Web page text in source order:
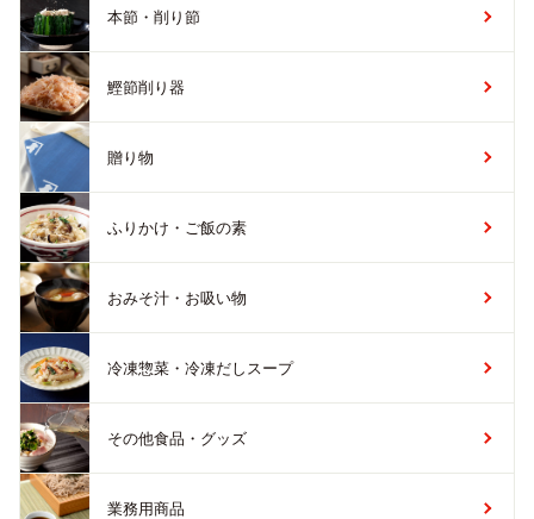
本節・削り節
鰹節削り器
贈り物
ふりかけ・ご飯の素
おみそ汁・お吸い物
冷凍惣菜・冷凍だしスープ
その他食品・グッズ
業務用商品